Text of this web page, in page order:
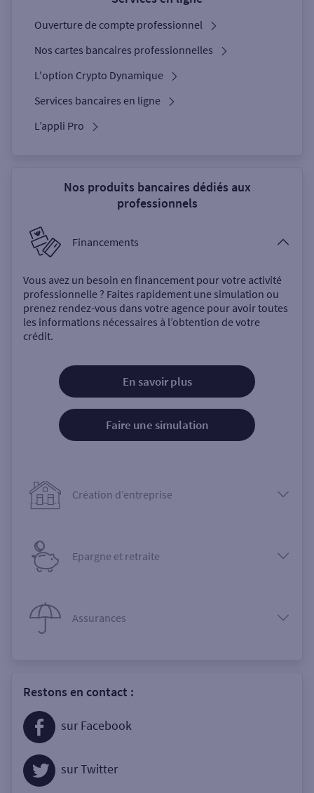
Ouverture de compte professionnel
Nos cartes bancaires professionnelles
L'option Crypto Dynamique
Services bancaires en ligne
L’appli Pro
Nos produits bancaires dédiés aux
professionnels
Financements
Vous avez un besoin en financement pour votre activité
professionnelle ? Faites rapidement une simulation ou
prenez rendez-vous dans votre agence pour avoir toutes
les informations nécessaires à l’obtention de votre
crédit.
En savoir plus
Faire une simulation
Création d’entreprise
Epargne et retraite
Assurances
Restons en contact :
sur Facebook
sur Twitter